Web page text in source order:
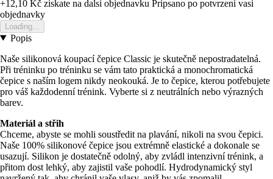
+12,10 Kč ziskate na dalsi objednavku Pripsano po potvrzeni vasi
objednavky
Loading...
Popis
Naše silikonová koupací čepice Classic je skutečně nepostradatelná.
Při tréninku po tréninku se vám tato praktická a monochromatická
čepice s naším logem nikdy neokouká. Je to čepice, kterou potřebujete
pro váš každodenní trénink. Vyberte si z neutrálních nebo výrazných
barev.
Materiál a střih
Chceme, abyste se mohli soustředit na plavání, nikoli na svou čepici.
Naše 100% silikonové čepice jsou extrémně elastické a dokonale se
usazují. Silikon je dostatečně odolný, aby zvládl intenzivní trénink, a
přitom dost lehký, aby zajistil vaše pohodlí. Hydrodynamický styl